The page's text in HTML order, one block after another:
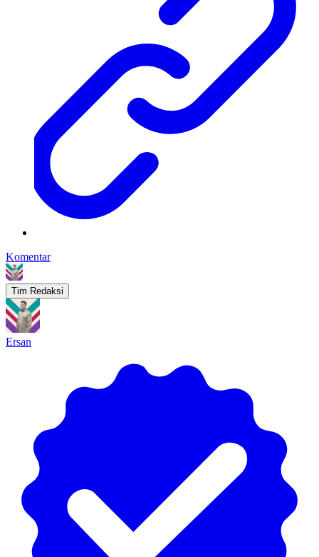
Komentar
Tim Redaksi
Ersan